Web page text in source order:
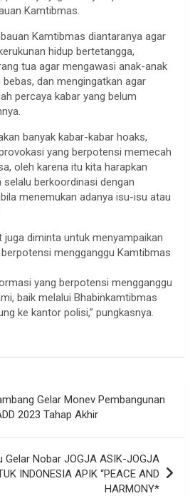
Kamtibmas.
Kamtibmas diantaranya agar
hidup bertetangga,
tua agar mengawasi anak-anak
dan mengingatkan agar
percaya kabar yang belum
banyak kabar-kabar hoaks,
yang berpotensi memecah
oleh karena itu kita harapkan
berkoordinasi dengan
menemukan adanya isu-isu atau
juga diminta untuk menyampaikan
mengganggu Kamtibmas
yang berpotensi mengganggu
baik melalui Bhabinkamtibmas
ke kantor polisi,” pungkasnya.
Gelar Monev Pembangunan
2023 Tahap Akhir
Gelar Nobar JOGJA ASIK-JOGJA
INDONESIA APIK “PEACE AND
HARMONY*